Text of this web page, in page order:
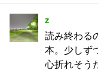
z
読み終わる
本。少しず
心折れそう